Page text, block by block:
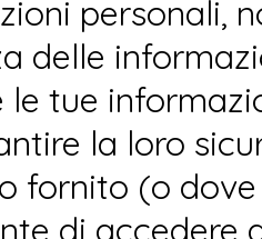
personali,
delle
le tue
la loro
fornito (o
di accedere